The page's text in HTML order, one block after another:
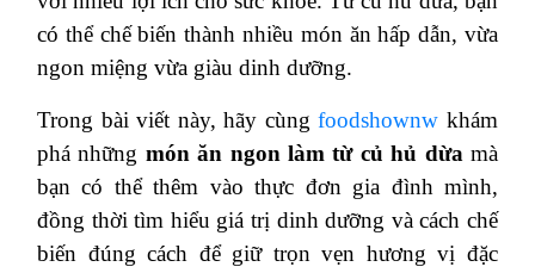
có thể chế biến thành nhiều món ăn hấp dẫn, vừa
ngon miệng vừa giàu dinh dưỡng.
Trong bài viết này, hãy cùngfoodshownw khám
phá những món ăn ngon làm từ củ hủ dừa mà
bạn có thể thêm vào thực đơn gia đình mình,
đồng thời tìm hiểu giá trị dinh dưỡng và cách chế
biến đúng cách để giữ trọn vẹn hương vị đặc